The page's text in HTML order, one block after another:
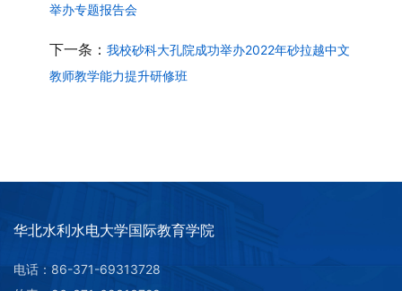
举办专题报告会
下一条： 我校砂科大孔院成功举办2022年砂拉越中文
教师教学能力提升研修班
华北水利水电大学国际教育学院
电话：86-371-69313728